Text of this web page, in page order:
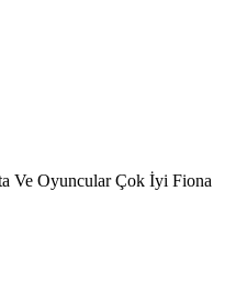
Ve Oyuncular Çok İyi Fiona